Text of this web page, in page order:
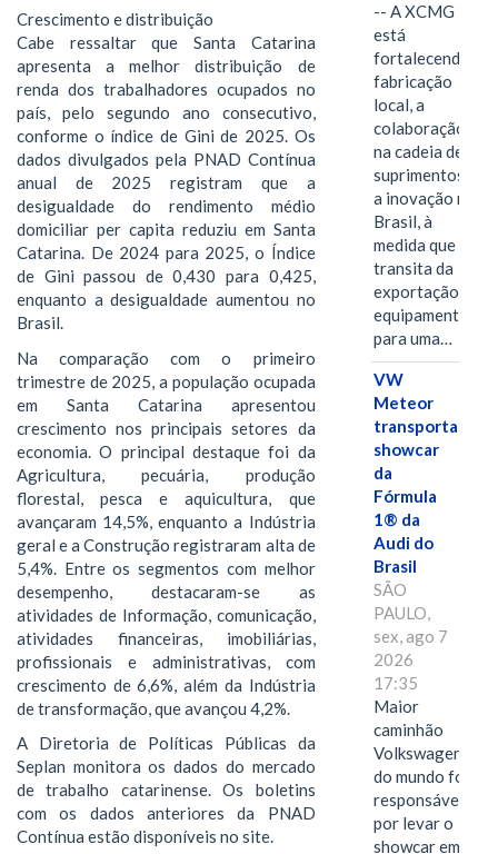
Crescimento e distribuição
Cabe ressaltar que Santa Catarina
apresenta a melhor distribuição de
renda dos trabalhadores ocupados no
país, pelo segundo ano consecutivo,
conforme o índice de Gini de 2025. Os
dados divulgados pela PNAD Contínua
anual de 2025 registram que a
desigualdade do rendimento médio
domiciliar per capita reduziu em Santa
Catarina. De 2024 para 2025, o Índice
de Gini passou de 0,430 para 0,425,
enquanto a desigualdade aumentou no
Brasil.
Na comparação com o primeiro
trimestre de 2025, a população ocupada
em Santa Catarina apresentou
crescimento nos principais setores da
economia. O principal destaque foi da
Agricultura, pecuária, produção
florestal, pesca e aquicultura, que
avançaram 14,5%, enquanto a Indústria
geral e a Construção registraram alta de
5,4%. Entre os segmentos com melhor
desempenho, destacaram-se as
atividades de Informação, comunicação,
atividades financeiras, imobiliárias,
profissionais e administrativas, com
crescimento de 6,6%, além da Indústria
de transformação, que avançou 4,2%.
A Diretoria de Políticas Públicas da
Seplan monitora os dados do mercado
de trabalho catarinense. Os boletins
com os dados anteriores da PNAD
Contínua estão disponíveis no site.
-- A XCMG
está
fortalecendo a
fabricação
local, a
colaboração
na cadeia de
suprimentos e
a inovação no
Brasil, à
medida que
transita da
exportação de
equipamentos
para uma…
VW
Meteor
transporta
showcar
da
Fórmula
1® da
Audi do
Brasil
SÃO
PAULO,
sex, ago 7
2026
17:35
Maior
caminhão
Volkswagen
do mundo foi
responsável
por levar o
showcar em